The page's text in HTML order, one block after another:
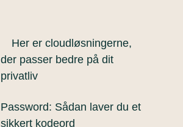
Her er cloudløsningerne,
der passer bedre på dit
privatliv
Password: Sådan laver du et
sikkert kodeord